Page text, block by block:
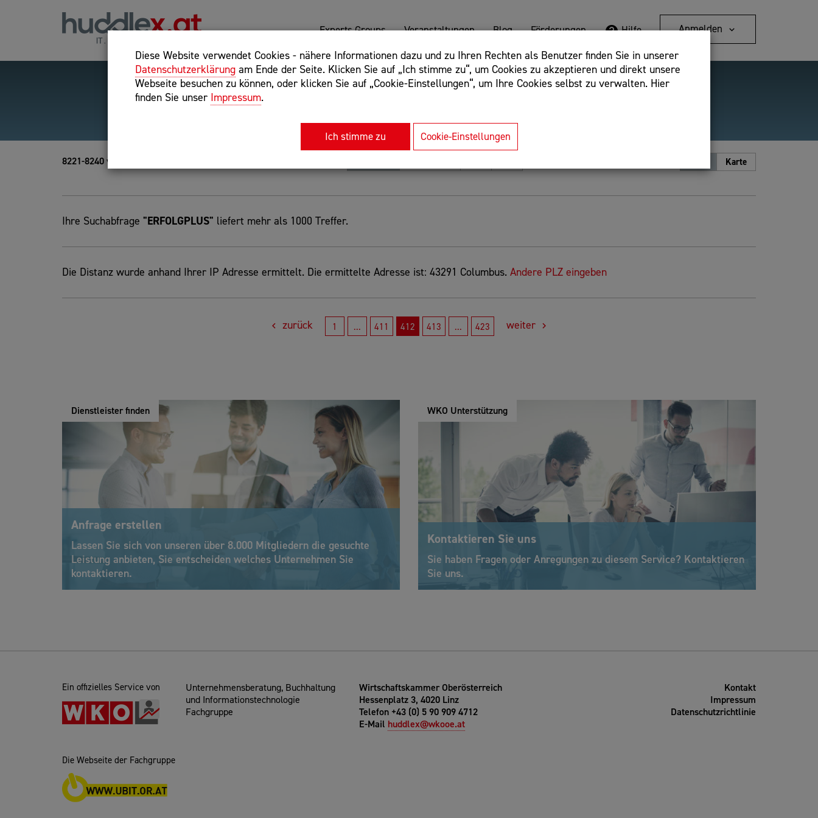
Diese Website verwendet Cookies - nähere Informationen dazu und zu Ihren Rechten als Benutzer finden Sie in unserer
Datenschutzerklärung am Ende der Seite. Klicken Sie auf „Ich stimme zu“, um Cookies zu akzeptieren und direkt unsere
Webseite besuchen zu können, oder klicken Sie auf „Cookie-Einstellungen“, um Ihre Cookies selbst zu verwalten. Hier
finden Sie unser Impressum.
Ich stimme zu Cookie-Einstellungen
Experts Groups Veranstaltungen Blog Förderungen Hilfe Anmelden
Hilfreiche Suchparameter: Begriff einschließen: +webshop, Begriff ausschließen: -webshop,
Exakter Suchbegriff: "internet of things"
Detailsuche
8221-8240 von 8460 Karte
Ihre Suchabfrage "ERFOLGPLUS" liefert mehr als 1000 Treffer.
Die Distanz wurde anhand Ihrer IP Adresse ermittelt. Die ermittelte Adresse ist: 43291 Columbus. Andere PLZ eingeben
zurück 1 ... 411 412 413 ... 423 weiter
Dienstleister finden
Anfrage erstellen
Lassen Sie sich von unseren über 8.000 Mitgliedern die gesuchte
Leistung anbieten, Sie entscheiden welches Unternehmen Sie
kontaktieren.
WKO Unterstützung
Kontaktieren Sie uns
Sie haben Fragen oder Anregungen zu diesem Service? Kontaktieren
Sie uns.
Ein offizielles Service von
Unternehmensberatung, Buchhaltung
und Informationstechnologie
Fachgruppe
Wirtschaftskammer Oberösterreich
Hessenplatz 3, 4020 Linz
Telefon +43 (0) 5 90 909 4712
E-Mail huddlex@wkooe.at
Kontakt
Impressum
Datenschutzrichtlinie
Die Webseite der Fachgruppe